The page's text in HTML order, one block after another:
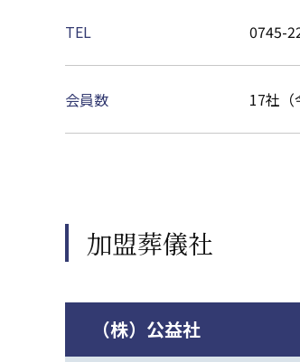
TEL 0745-
会員数 17社（
加盟葬儀社
（株）公益社